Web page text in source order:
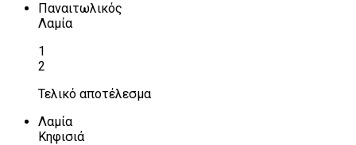
Παναιτωλικός
Λαμία
1
2
Τελικό αποτέλεσμα
Λαμία
Κηφισιά